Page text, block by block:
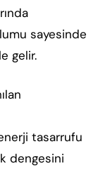
sayesinde
gelir.
tasarrufu
dengesini